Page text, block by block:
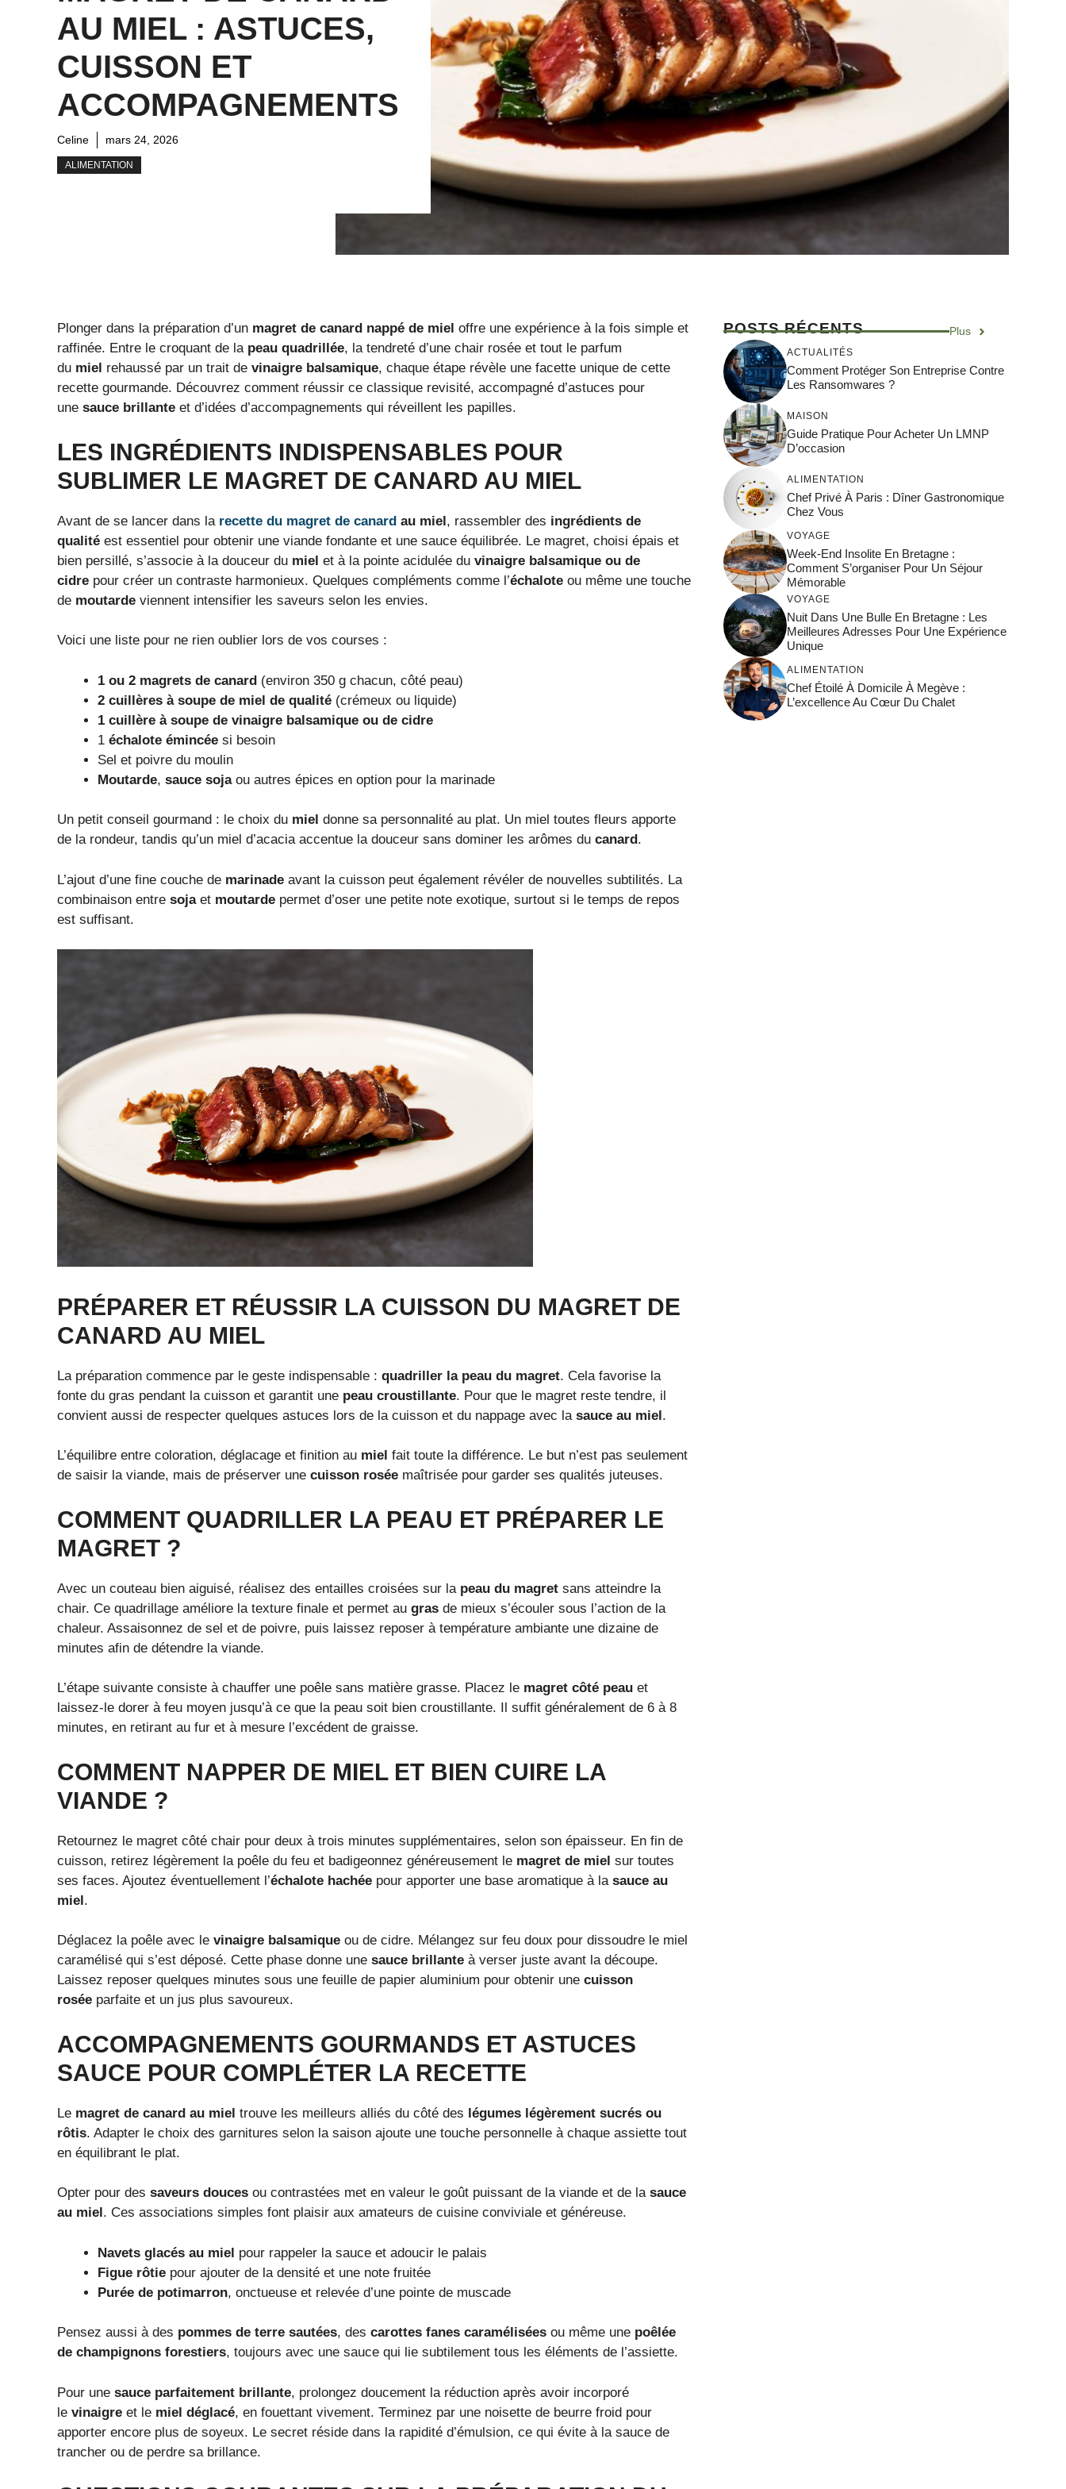
AU MIEL : ASTUCES,
CUISSON ET
ACCOMPAGNEMENTS
Celine mars 24, 2026
ALIMENTATION
Plonger dans la préparation d’un magret de canard nappé de miel offre une expérience à la fois simple et
raffinée. Entre le croquant de la peau quadrillée, la tendreté d’une chair rosée et tout le parfum
du miel rehaussé par un trait de vinaigre balsamique, chaque étape révèle une facette unique de cette
recette gourmande. Découvrez comment réussir ce classique revisité, accompagné d’astuces pour
une sauce brillante et d’idées d’accompagnements qui réveillent les papilles.
LES INGRÉDIENTS INDISPENSABLES POUR
SUBLIMER LE MAGRET DE CANARD AU MIEL
Avant de se lancer dans la recette du magret de canard au miel, rassembler des ingrédients de
qualité est essentiel pour obtenir une viande fondante et une sauce équilibrée. Le magret, choisi épais et
bien persillé, s’associe à la douceur du miel et à la pointe acidulée du vinaigre balsamique ou de
cidre pour créer un contraste harmonieux. Quelques compléments comme l’échalote ou même une touche
de moutarde viennent intensifier les saveurs selon les envies.
Voici une liste pour ne rien oublier lors de vos courses :
1 ou 2 magrets de canard (environ 350 g chacun, côté peau)
2 cuillères à soupe de miel de qualité (crémeux ou liquide)
1 cuillère à soupe de vinaigre balsamique ou de cidre
1 échalote émincée si besoin
Sel et poivre du moulin
Moutarde, sauce sojaou autres épices en option pour la marinade
Un petit conseil gourmand : le choix du miel donne sa personnalité au plat. Un miel toutes fleurs apporte
de la rondeur, tandis qu’un miel d’acacia accentue la douceur sans dominer les arômes du canard .
L’ajout d’une fine couche de marinade avant la cuisson peut également révéler de nouvelles subtilités. La
combinaison entre sojaet moutarde permet d’oser une petite note exotique, surtout si le temps de repos
est suffisant.
PRÉPARER ET RÉUSSIR LA CUISSON DU MAGRET DE
CANARD AU MIEL
La préparation commence par le geste indispensable : quadriller la peau du magret. Cela favorise la
fonte du gras pendant la cuisson et garantit une peau croustillante. Pour que le magret reste tendre, il
convient aussi de respecter quelques astuces lors de la cuisson et du nappage avec la sauce au miel.
L’équilibre entre coloration, déglacage et finition au miel fait toute la différence. Le but n’est pas seulement
de saisir la viande, mais de préserver une cuisson rosée maîtrisée pour garder ses qualités juteuses.
COMMENT QUADRILLER LA PEAU ET PRÉPARER LE
MAGRET ?
Avec un couteau bien aiguisé, réalisez des entailles croisées sur la peau du magret sans atteindre la
chair. Ce quadrillage améliore la texture finale et permet au gras de mieux s’écouler sous l’action de la
chaleur. Assaisonnez de sel et de poivre, puis laissez reposer à température ambiante une dizaine de
minutes afin de détendre la viande.
L’étape suivante consiste à chauffer une poêle sans matière grasse. Placez le magret côté peau et
laissez-le dorer à feu moyen jusqu’à ce que la peau soit bien croustillante. Il suffit généralement de 6 à 8
minutes, en retirant au fur et à mesure l’excédent de graisse.
COMMENT NAPPER DE MIEL ET BIEN CUIRE LA
VIANDE ?
Retournez le magret côté chair pour deux à trois minutes supplémentaires, selon son épaisseur. En fin de
cuisson, retirez légèrement la poêle du feu et badigeonnez généreusement le magret de miel sur toutes
ses faces. Ajoutez éventuellement l’échalote hachée pour apporter une base aromatique à la sauce au
miel.
Déglacez la poêle avec le vinaigre balsamique ou de cidre. Mélangez sur feu doux pour dissoudre le miel
caramélisé qui s’est déposé. Cette phase donne une sauce brillante à verser juste avant la découpe.
Laissez reposer quelques minutes sous une feuille de papier aluminium pour obtenir une cuisson
rosée parfaite et un jus plus savoureux.
ACCOMPAGNEMENTS GOURMANDS ET ASTUCES
SAUCE POUR COMPLÉTER LA RECETTE
Le magret de canard au miel trouve les meilleurs alliés du côté des légumes légèrement sucrés ou
rôtis. Adapter le choix des garnitures selon la saison ajoute une touche personnelle à chaque assiette tout
en équilibrant le plat.
Opter pour des saveurs douces ou contrastées met en valeur le goût puissant de la viande et de la sauce
au miel. Ces associations simples font plaisir aux amateurs de cuisine conviviale et généreuse.
Navets glacés au miel pour rappeler la sauce et adoucir le palais
Figue rôtie pour ajouter de la densité et une note fruitée
Purée de potimarron, onctueuse et relevée d’une pointe de muscade
Pensez aussi à des pommes de terre sautées, des carottes fanes caramélisées ou même une poêlée
de champignons forestiers, toujours avec une sauce qui lie subtilement tous les éléments de l’assiette.
Pour une sauce parfaitement brillante, prolongez doucement la réduction après avoir incorporé
le vinaigre et le miel déglacé, en fouettant vivement. Terminez par une noisette de beurre froid pour
apporter encore plus de soyeux. Le secret réside dans la rapidité d’émulsion, ce qui évite à la sauce de
trancher ou de perdre sa brillance.
POSTS RÉCENTS Plus
ACTUALITÉS
Comment Protéger Son Entreprise Contre
Les Ransomwares ?
MAISON
Guide Pratique Pour Acheter Un LMNP
D’occasion
ALIMENTATION
Chef Privé À Paris : Dîner Gastronomique
Chez Vous
VOYAGE
Week-End Insolite En Bretagne :
Comment S’organiser Pour Un Séjour
Mémorable
VOYAGE
Nuit Dans Une Bulle En Bretagne : Les
Meilleures Adresses Pour Une Expérience
Unique
ALIMENTATION
Chef Étoilé À Domicile À Megève :
L’excellence Au Cœur Du Chalet